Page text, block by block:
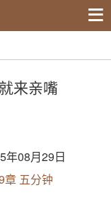
来亲嘴
年08月29日
章 五分钟